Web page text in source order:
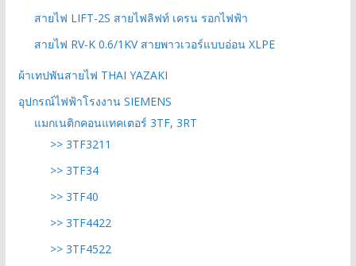
สายไฟ LIFT-2S สายไฟลิฟท์ เครน รอกไฟฟ้า
สายไฟ RV-K 0.6/1KV สายพาวเวอร์แบบอ่อน XLPE
ผ้าเทปพันสายไฟ THAI YAZAKI
อุปกรณ์ไฟฟ้าโรงงาน SIEMENS
แมกเนติกคอนแทคเตอร์ 3TF, 3RT
>> 3TF3211
>> 3TF34
>> 3TF40
>> 3TF4422
>> 3TF4522